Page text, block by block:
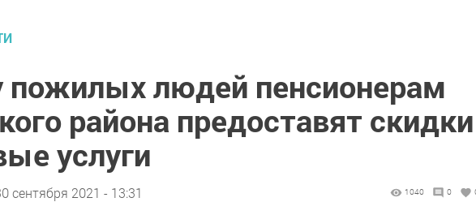
пожилых людей пенсионерам
района предоставят скидки
услуги
сентября 2021 - 13:31 1040 0